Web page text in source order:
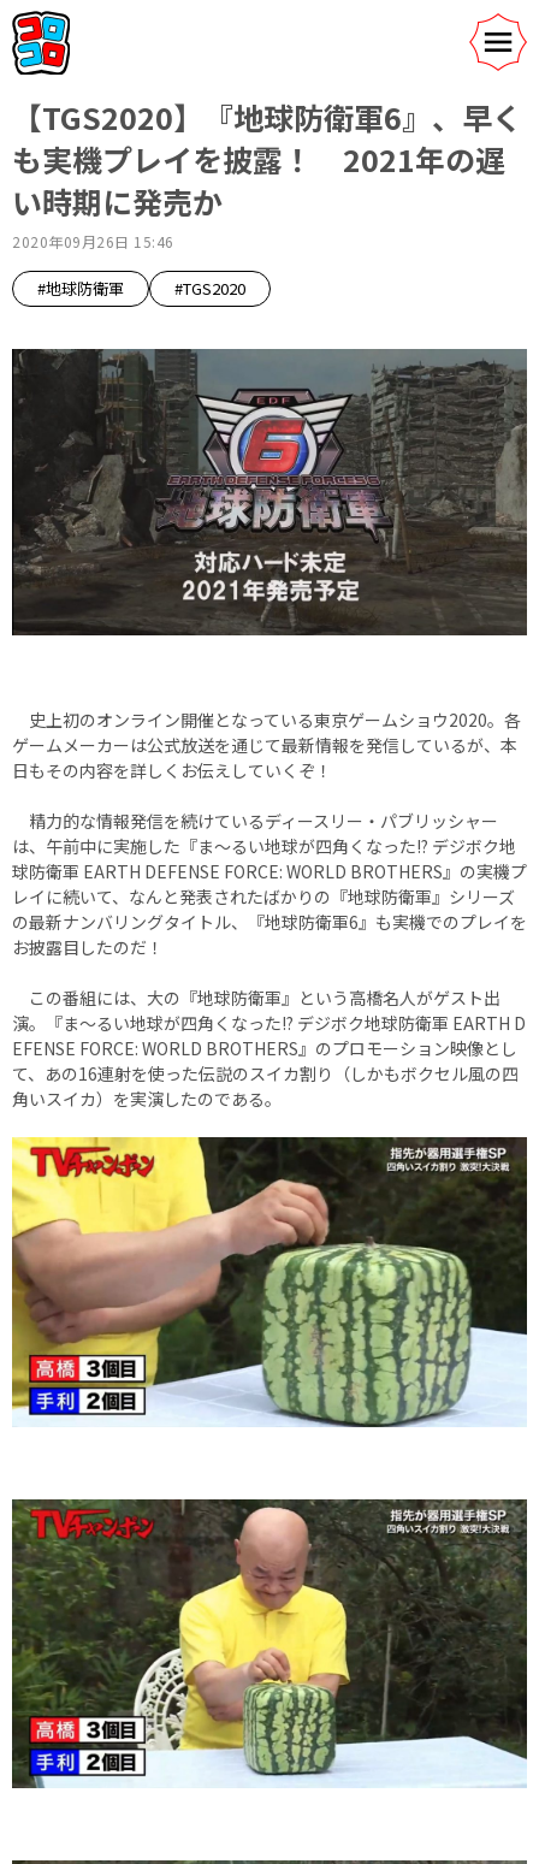
【TGS2020】『地球防衛軍6』、早く
も実機プレイを披露！ 2021年の遅
い時期に発売か
2020年09月26日 15:46
#地球防衛軍 #TGS2020
史上初のオンライン開催となっている東京ゲームショウ2020。各
ゲームメーカーは公式放送を通じて最新情報を発信しているが、本
日もその内容を詳しくお伝えしていくぞ！
精力的な情報発信を続けているディースリー・パブリッシャー
は、午前中に実施した『ま〜るい地球が四角くなった!? デジボク地
球防衛軍 EARTH DEFENSE FORCE: WORLD BROTHERS』の実機プ
レイに続いて、なんと発表されたばかりの『地球防衛軍』シリーズ
の最新ナンバリングタイトル、『地球防衛軍6』も実機でのプレイを
お披露目したのだ！
この番組には、大の『地球防衛軍』という高橋名人がゲスト出
演。『ま〜るい地球が四角くなった!? デジボク地球防衛軍 EARTH D
EFENSE FORCE: WORLD BROTHERS』のプロモーション映像とし
て、あの16連射を使った伝説のスイカ割り（しかもボクセル風の四
角いスイカ）を実演したのである。